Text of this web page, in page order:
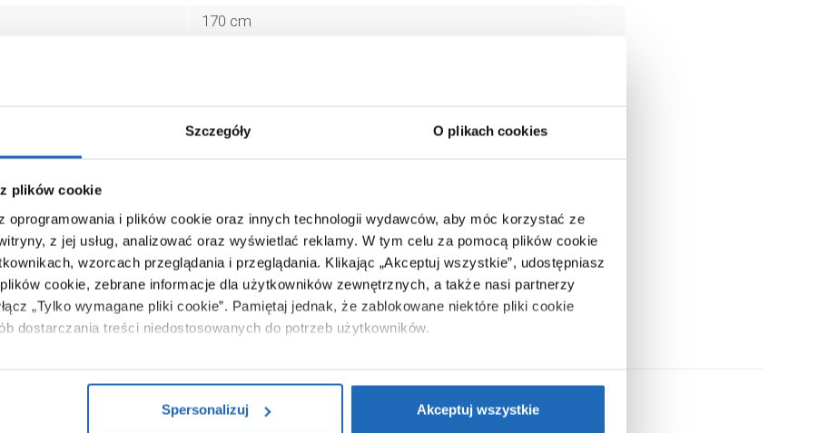
Szczegóły O plikach cookies
plików cookie
oprogramowania i plików cookie oraz innych technologii wydawców, aby móc korzystać ze
z jej usług, analizować oraz wyświetlać reklamy. W tym celu za pomocą plików cookie
wzorcach przeglądania i przeglądania. Klikając „Akceptuj wszystkie”, udostępniasz
cookie, zebrane informacje dla użytkowników zewnętrznych, a także nasi partnerzy
„Tylko wymagane pliki cookie”. Pamiętaj jednak, że zablokowane niektóre pliki cookie
dostarczania treści niedostosowanych do potrzeb użytkowników.
na temat plików plików cookie, kliknij „Ustawienia plików cookie”.Jeśli chcesz uzyskać
Spersonalizuj
Akceptuj wszystkie
170 cm
84 x 74 x 172 cm
68,00 kg
Zobacz